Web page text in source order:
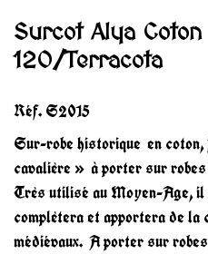
Surcot Alya Coton
120/Terracota
Réf. S2015
Sur-robe historique en coton,
cavalière » à porter sur
Très utilisé au Moyen-Age,
complètera et apportera de
médiévaux. A porter sur